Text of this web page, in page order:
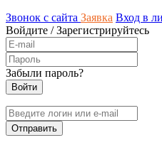
Звонок с сайта Заявка Вход в
Войдите /Зарегистрируйтесь
Забыли пароль?